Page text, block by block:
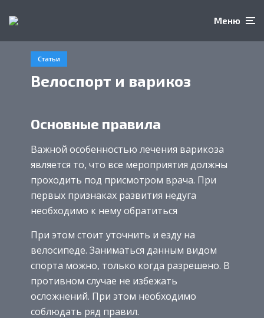
Меню
Статьи
Велоспорт и варикоз
Основные правила
Важной особенностью лечения варикоза
является то, что все мероприятия должны
проходить под присмотром врача. При
первых признаках развития недуга
необходимо к нему обратиться
При этом стоит уточнить и езду на
велосипеде. Заниматься данным видом
спорта можно, только когда разрешено. В
противном случае не избежать
осложнений. При этом необходимо
соблюдать ряд правил.